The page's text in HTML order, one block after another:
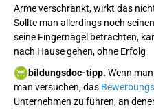
Arme verschränkt, wirkt das
Sollte man allerdings noch
seine Fingernägel betrachten,
nach Hause gehen, ohne Erfolg
bildungsdoc-tipp. Wenn
man versuchen, das
Unternehmen zu führen, an